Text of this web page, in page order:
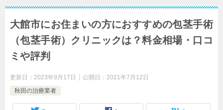
大館市にお住まいの方におすすめの包茎手術
（包茎手術）クリニックは？料金相場・口コ
ミや評判
更新日： 2023年9月17日 公開日： 2021年7月12日
秋田の治療業者